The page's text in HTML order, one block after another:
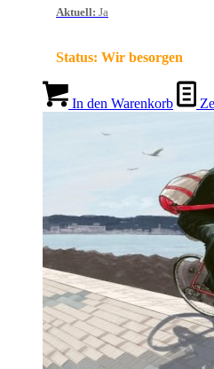
Aktuell: Ja
Status: Wir besorgen
In den Warenkorb